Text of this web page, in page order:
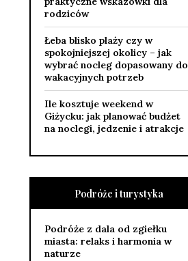
rodziców
Łeba blisko plaży czy w
spokojniejszej okolicy – jak
wybrać nocleg dopasowany do
wakacyjnych potrzeb
Ile kosztuje weekend w
Giżycku: jak planować budżet
na noclegi, jedzenie i atrakcje
Podróże i turystyka
Podróże z dala od zgiełku
miasta: relaks i harmonia w
naturze